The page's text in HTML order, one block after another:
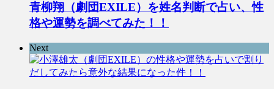
青柳翔（劇団EXILE）を姓名判断で占い、性
格や運勢を調べてみた！！
Next